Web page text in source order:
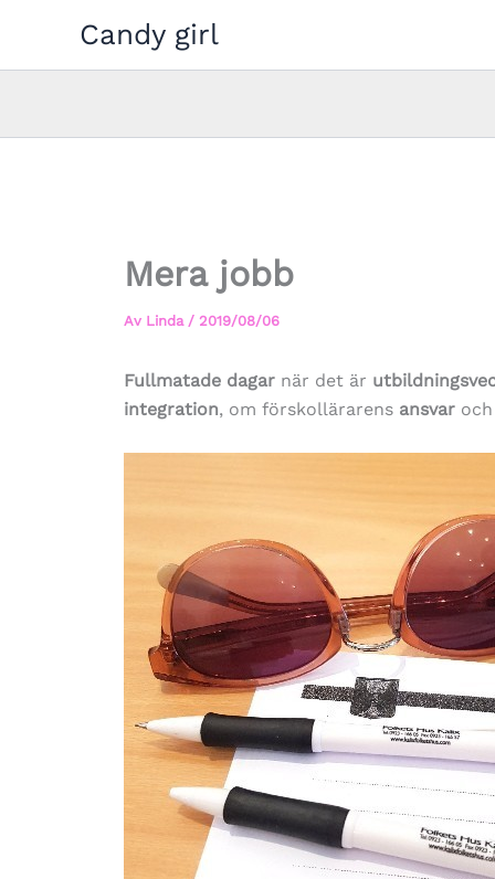
innehåll
Candy girl
Mera jobb
Av Linda / 2019/08/06
Fullmatade dagar när det är
integration, om förskollärarens ansvar